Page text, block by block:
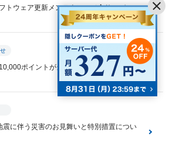
トウェア更新メンテナンス（全サーバー・
ポイントが当たる】Value Domain 24
震に伴う災害のお見舞いと特別措置につい